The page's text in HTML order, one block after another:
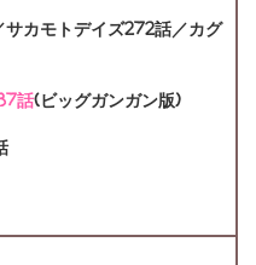
サカモトデイズ272話／カグ
話(ビッグガンガン版)